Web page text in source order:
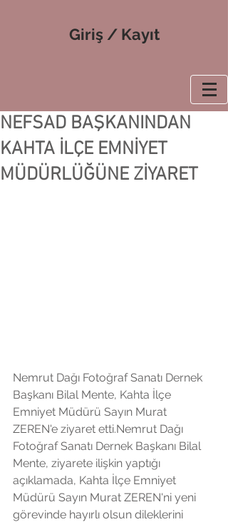
Giriş / Kayıt
NEFSAD BAŞKANINDAN
KAHTA İLÇE EMNİYET
MÜDÜRLÜĞÜNE ZİYARET
Nemrut Dağı Fotoğraf Sanatı Dernek
Başkanı Bilal Mente, Kahta İlçe
Emniyet Müdürü Sayın Murat
ZEREN'e ziyaret etti.Nemrut Dağı
Fotoğraf Sanatı Dernek Başkanı Bilal
Mente, ziyarete ilişkin yaptığı
açıklamada, Kahta İlçe Emniyet
Müdürü Sayın Murat ZEREN'ni yeni
görevinde hayırlı olsun dileklerini